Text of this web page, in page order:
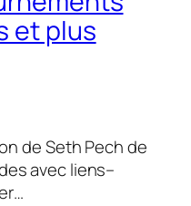
et plus
de Seth Pech de
avec liens–